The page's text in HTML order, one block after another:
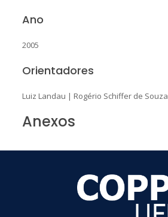
Ano
2005
Orientadores
Luiz Landau | Rogério Schiffer de Souza
Anexos